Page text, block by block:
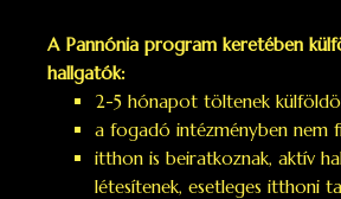
A Pannónia program keretében
hallgatók:
2-5 hónapot töltenek
a fogadó intézményben nem
itthon is beiratkoznak, aktív
létesítenek, esetleges itthoni